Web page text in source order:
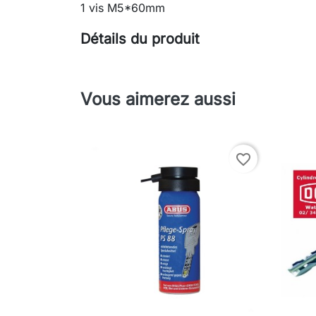
1 vis M5*60mm
Détails du produit
Vous aimerez aussi
favorite_border